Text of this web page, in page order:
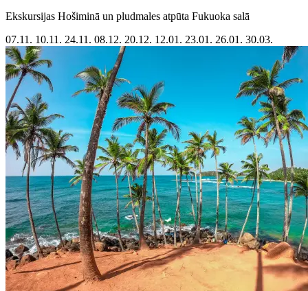
Ekskursijas Hošiminā un pludmales atpūta Fukuoka salā
07.11. 10.11. 24.11. 08.12. 20.12. 12.01. 23.01. 26.01. 30.03.